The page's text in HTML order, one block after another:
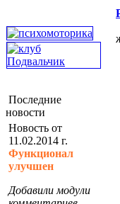
Последние
новости
Новость от
11.02.2014 г.
Функционал
улучшен
Добавили модули